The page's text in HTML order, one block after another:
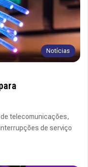
Notícias
telecomunicações,
de serviço